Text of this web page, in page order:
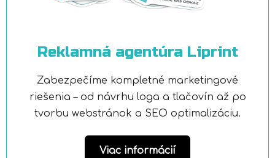
Reklamná agentúra Liprint
Zabezpečíme kompletné marketingové
riešenia – od návrhu loga a tlačovín až po
tvorbu webstránok a SEO optimalizáciu.
Viac informácií